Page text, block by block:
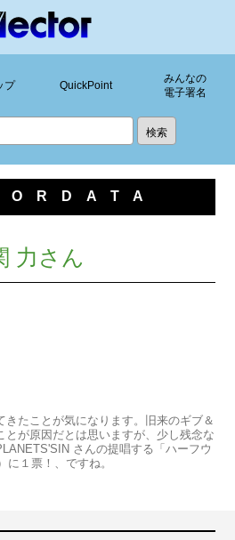
プ QuickPoint
みんなの
電子署名
力さん
きたことが気になります。旧来のギブ＆
とが原因だとは思いますが、少し残念な
さんの提唱する「ハーフウ
に１票！、ですね。